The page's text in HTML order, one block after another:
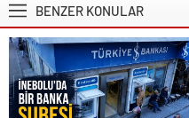
BENZER KONULAR